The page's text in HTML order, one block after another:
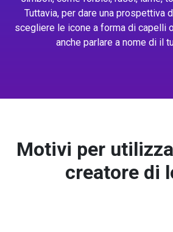
Tuttavia, per dare una prospettiva
scegliere le icone a forma di capelli
anche parlare a nome di il
Motivi per
creatore di